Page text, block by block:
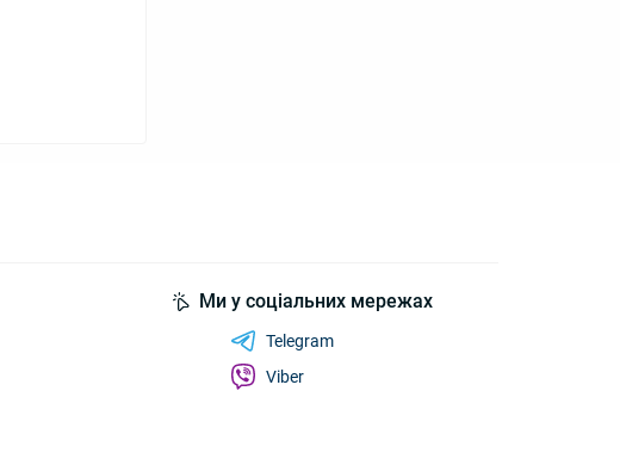
Ми у соціальних мережах
Telegram
Viber